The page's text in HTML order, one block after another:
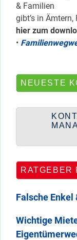
& Familien
gibt’s in
hier zum
•
NEUESTE
RATGEBER
Falsche
Wichtige